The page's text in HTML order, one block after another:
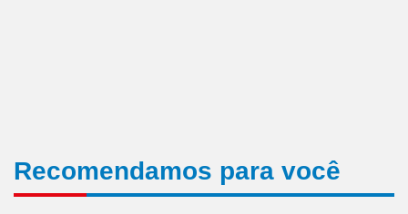
Recomendamos para você